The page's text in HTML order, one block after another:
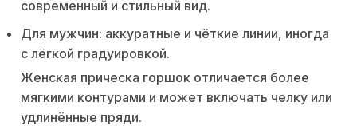
современный и стильный вид.
Для мужчин: аккуратные и чёткие линии, иногда
с лёгкой градуировкой.
Женская прическа горшок отличается более
мягкими контурами и может включать челку или
удлинённые пряди.